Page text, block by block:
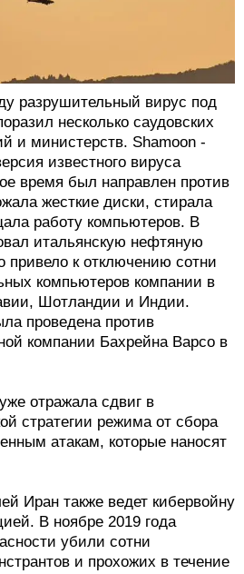
разрушительный вирус под
несколько саудовских
и министерств. Shamoon -
известного вируса
время был направлен против
жесткие диски, стирала
работу компьютеров. В
итальянскую нефтяную
привело к отключению сотни
компьютеров компании в
Шотландии и Индии.
проведена против
компании Бахрейна Bapco в
отражала сдвиг в
стратегии режима от сбора
атакам, которые наносят
Иран также ведет кибервойну
В ноябре 2019 года
убили сотни
и прохожих в течение